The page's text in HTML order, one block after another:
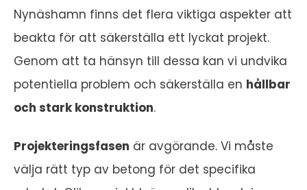
Nynäshamn finns det flera viktiga aspekter att
beakta för att säkerställa ett lyckat projekt.
Genom att ta hänsyn till dessa kan vi undvika
potentiella problem och säkerställa en hållbar
och stark konstruktion.
Projekteringsfasen är avgörande. Vi måste
välja rätt typ av betong för det specifika